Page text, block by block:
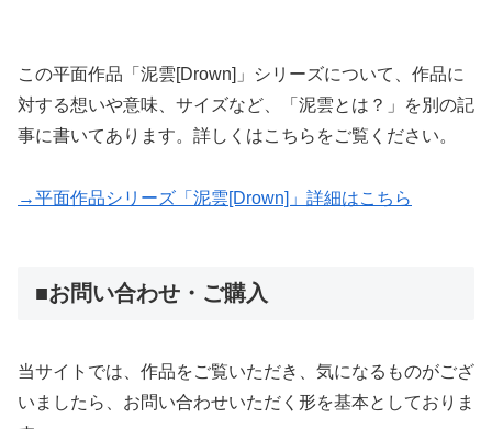
この平面作品「泥雲[Drown]」シリーズについて、作品に
対する想いや意味、サイズなど、「泥雲とは？」を別の記
事に書いてあります。詳しくはこちらをご覧ください。
→平面作品シリーズ「泥雲[Drown]」詳細はこちら
■お問い合わせ・ご購入
当サイトでは、作品をご覧いただき、気になるものがござ
いましたら、お問い合わせいただく形を基本としておりま